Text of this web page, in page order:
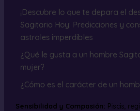
¡Descubre lo que te depara el
Sagitario Hoy: Predicciones y
astrales imperdibles
¿Qué le gusta a un hombre
mujer?
¿Cómo es el carácter de un
Sensibilidad y Compasión: Piscis,